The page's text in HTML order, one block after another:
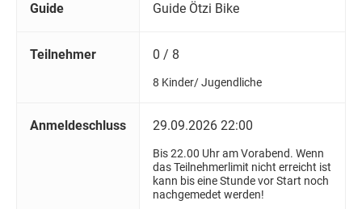
Guide Guide Ötzi Bike
Teilnehmer 0 / 8
8 Kinder/ Jugendliche
Anmeldeschluss 29.09.2026 22:00
Bis 22.00 Uhr am Vorabend. Wenn
das Teilnehmerlimit nicht erreicht ist
kann bis eine Stunde vor Start noch
nachgemedet werden!